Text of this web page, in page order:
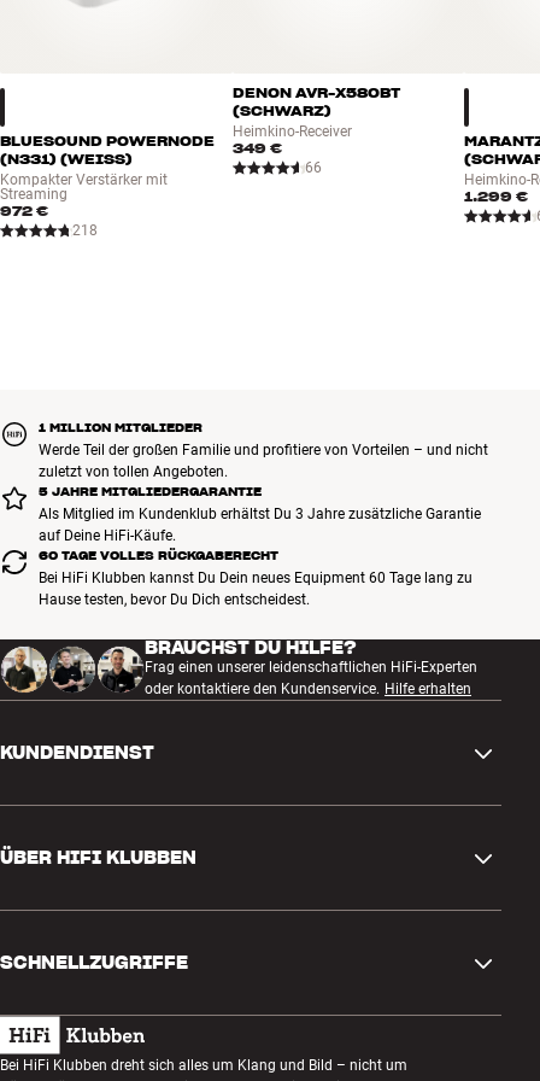
BLUESOUND POWERNODE
(N331) (WEISS)
Kompakter Verstärker mit
Streaming
972 €
218
DENON AVR-X580BT
(SCHWARZ)
Heimkino-Receiver
349 €
66
Heimkino-
1.299 €
1 MILLION MITGLIEDER
Werde Teil der großen Familie und profitiere von Vorteilen – und nicht
zuletzt von tollen Angeboten.
5 JAHRE MITGLIEDERGARANTIE
Als Mitglied im Kundenklub erhältst Du 3 Jahre zusätzliche Garantie
auf Deine HiFi-Käufe.
60 TAGE VOLLES RÜCKGABERECHT
Bei HiFi Klubben kannst Du Dein neues Equipment 60 Tage lang zu
Hause testen, bevor Du Dich entscheidest.
BRAUCHST DU HILFE?
Frag einen unserer leidenschaftlichen HiFi-Experten
oder kontaktiere den Kundenservice. Hilfe erhalten
KUNDENDIENST
Rückgabe und Reklamation
Bestellung widerrufen
AGB
ÜBER HIFI KLUBBEN
Kundenklub
Abend zum Zuhören
SCHNELLZUGRIFFE
Geschenkkarte
Bei HiFi Klubben dreht sich alles um Klang und Bild – nicht um